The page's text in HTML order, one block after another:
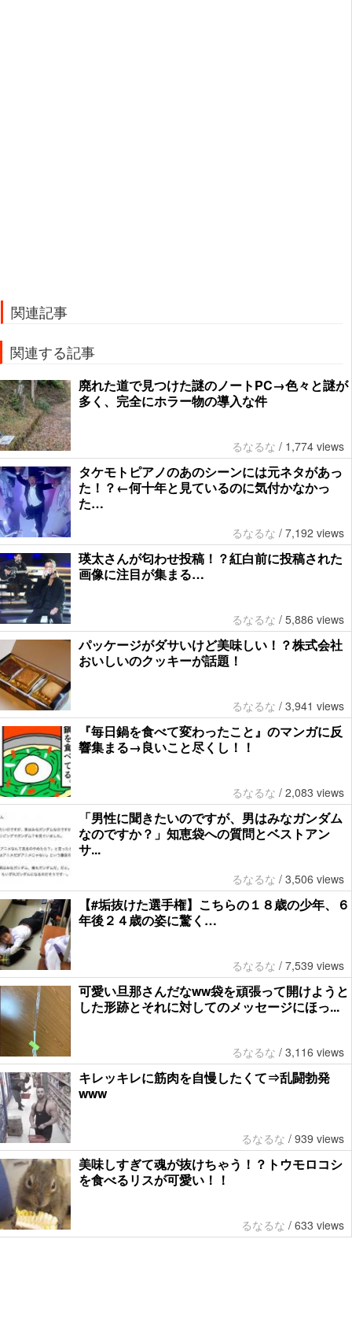
関連記事
関連する記事
廃れた道で見つけた謎のノートPC→色々と謎が
多く、完全にホラー物の導入な件
るなるな / 1,774 views
タケモトピアノのあのシーンには元ネタがあっ
た！？←何十年と見ているのに気付かなかっ
た…
るなるな / 7,192 views
瑛太さんが匂わせ投稿！？紅白前に投稿された
画像に注目が集まる…
るなるな / 5,886 views
パッケージがダサいけど美味しい！？株式会社
おいしいのクッキーが話題！
るなるな / 3,941 views
『毎日鍋を食べて変わったこと』のマンガに反
響集まる→良いこと尽くし！！
るなるな / 2,083 views
「男性に聞きたいのですが、男はみなガンダム
なのですか？」知恵袋への質問とベストアン
サ...
るなるな / 3,506 views
【#垢抜けた選手権】こちらの１８歳の少年、６
年後２４歳の姿に驚く…
るなるな / 7,539 views
可愛い旦那さんだなww袋を頑張って開けようと
した形跡とそれに対してのメッセージにほっ...
るなるな / 3,116 views
キレッキレに筋肉を自慢したくて⇒乱闘勃発
www
るなるな / 939 views
美味しすぎて魂が抜けちゃう！？トウモロコシ
を食べるリスが可愛い！！
るなるな / 633 views